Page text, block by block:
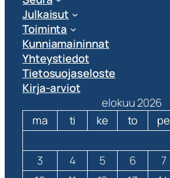
Julkaisut
Toiminta
Kunniamaininnat
Yhteystiedot
Tietosuojaseloste
Kirja-arviot
elokuu 2026
ma
ti ke to pe
3
4 5 6 7